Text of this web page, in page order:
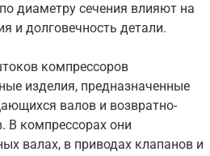
диаметру сечения влияют на
и долговечность детали.
компрессоров
изделия, предназначенные
валов и возвратно-
В компрессорах они
валах, в приводах клапанов и